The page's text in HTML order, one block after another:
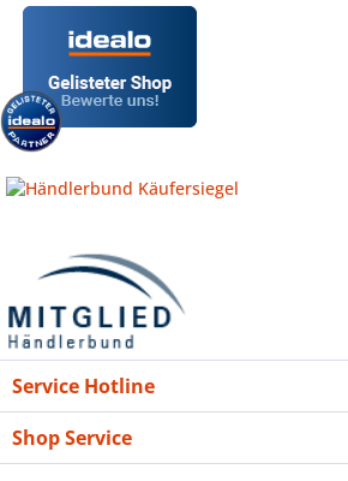
Service Hotline
Shop Service